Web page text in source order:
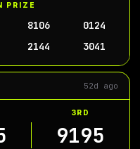
PRIZE
8106
0124
2144 3041
52d ago
3RD
9195